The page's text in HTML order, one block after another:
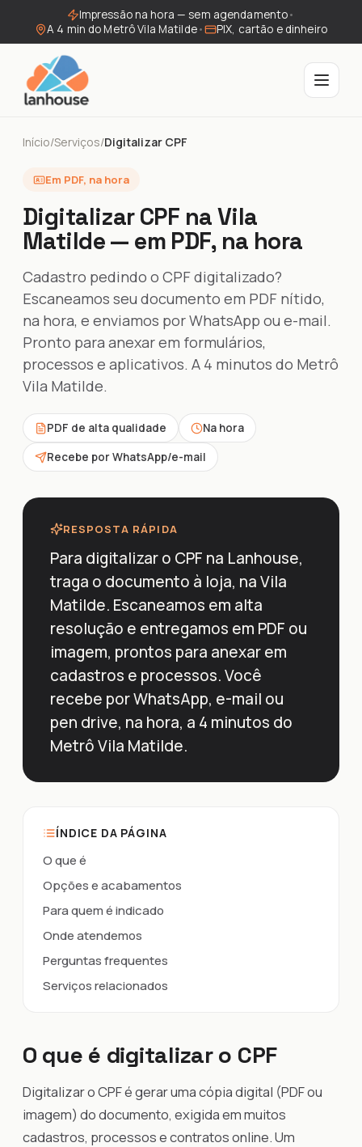
Impressão na hora — sem agendamento•
A 4 min do Metrô Vila Matilde• PIX, cartão e dinheiro
Início/Serviços/Digitalizar CPF
Em PDF, na hora
Digitalizar CPF na Vila
Matilde — em PDF, na hora
Cadastro pedindo o CPF digitalizado?
Escaneamos seu documento em PDF nítido,
na hora, e enviamos por WhatsApp ou e-mail.
Pronto para anexar em formulários,
processos e aplicativos. A 4 minutos do Metrô
Vila Matilde.
PDF de alta qualidade
Na hora
Recebe por WhatsApp/e-mail
RESPOSTA RÁPIDA
Para digitalizar o CPF na Lanhouse,
traga o documento à loja, na Vila
Matilde. Escaneamos em alta
resolução e entregamos em PDF ou
imagem, prontos para anexar em
cadastros e processos. Você
recebe por WhatsApp, e-mail ou
pen drive, na hora, a 4 minutos do
Metrô Vila Matilde.
ÍNDICE DA PÁGINA
O que é
Opções e acabamentos
Para quem é indicado
Onde atendemos
Perguntas frequentes
Serviços relacionados
O que é digitalizar o CPF
Digitalizar o CPF é gerar uma cópia digital (PDF ou
imagem) do documento, exigida em muitos
cadastros, processos e contratos online. Um